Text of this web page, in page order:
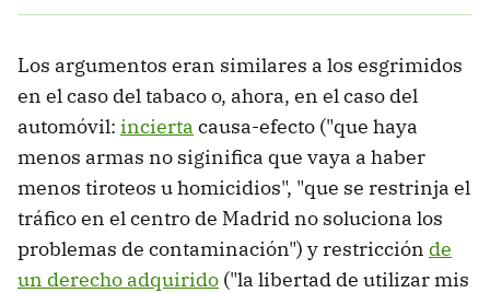
Los argumentos eran similares a los esgrimidos
en el caso del tabaco o, ahora, en el caso del
automóvil: incierta causa-efecto ("que haya
menos armas no siginifica que vaya a haber
menos tiroteos u homicidios", "que se restrinja el
tráfico en el centro de Madrid no soluciona los
problemas de contaminación") y restricción de
un derecho adquirido ("la libertad de utilizar mis